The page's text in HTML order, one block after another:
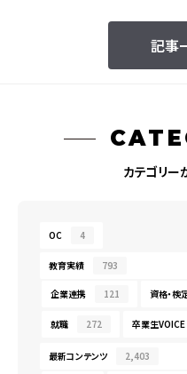
記事
カテゴリー
OC 4
教育実績 793
企業連携 121 資格・検
就職 272 卒業生VOICE
最新コンテンツ 2,403